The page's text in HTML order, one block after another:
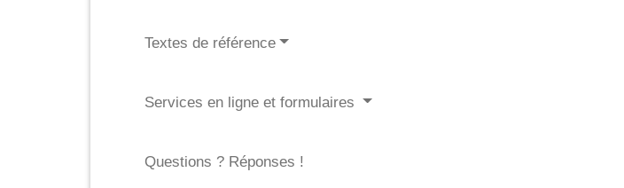
Textes de référence
Services en ligne et formulaires
Questions ? Réponses !